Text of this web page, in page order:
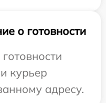
о готовности
курьер
адресу.